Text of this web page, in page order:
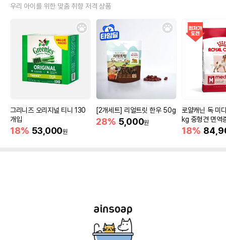
우리 아이를 위한 맞춤 취향 저격 상품
그리니즈 오리지널 티니 130
개입
18% 53,000원
[2개세트] 리얼트릿 한우 50g
28% 5,000원
로얄캐닌 독 미
kg 중형견 면역
18%